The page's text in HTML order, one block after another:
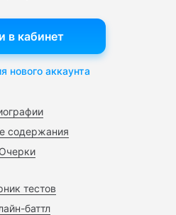
содержания
Очерки
тестов
баттл
в кабинет
нового аккаунта